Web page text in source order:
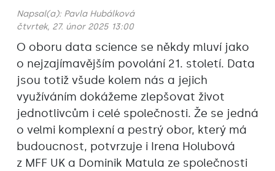
Napsal(a): Pavla Hubálková
čtvrtek, 27. únor 2025 13:00
O oboru data science se někdy mluví jako
o nejzajímavějším povolání 21. století. Data
jsou totiž všude kolem nás a jejich
využíváním dokážeme zlepšovat život
jednotlivcům i celé společnosti. Že se jedná
o velmi komplexní a pestrý obor, který má
budoucnost, potvrzuje i Irena Holubová
z MFF UK a Dominik Matula ze společnosti